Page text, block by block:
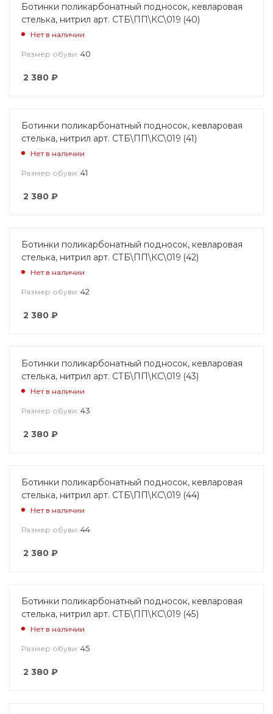
Ботинки поликарбонатный подносок, кевларовая
стелька, нитрил арт. СТБ\ПП\КС\019 (40)
Нет в наличии
Размер обуви: 40
2 380 ₽
Ботинки поликарбонатный подносок, кевларовая
стелька, нитрил арт. СТБ\ПП\КС\019 (41)
Нет в наличии
Размер обуви: 41
2 380 ₽
Ботинки поликарбонатный подносок, кевларовая
стелька, нитрил арт. СТБ\ПП\КС\019 (42)
Нет в наличии
Размер обуви: 42
2 380 ₽
Ботинки поликарбонатный подносок, кевларовая
стелька, нитрил арт. СТБ\ПП\КС\019 (43)
Нет в наличии
Размер обуви: 43
2 380 ₽
Ботинки поликарбонатный подносок, кевларовая
стелька, нитрил арт. СТБ\ПП\КС\019 (44)
Нет в наличии
Размер обуви: 44
2 380 ₽
Ботинки поликарбонатный подносок, кевларовая
стелька, нитрил арт. СТБ\ПП\КС\019 (45)
Нет в наличии
Размер обуви: 45
2 380 ₽